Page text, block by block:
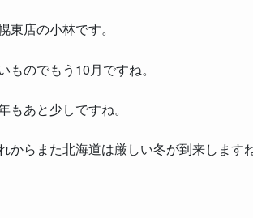
東店の小林です。
ものでもう10月ですね。
もあと少しですね。
からまた北海道は厳しい冬が到来します